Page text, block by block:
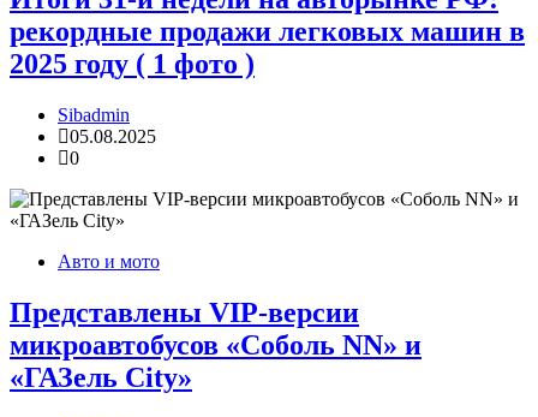
рекордные продажи легковых машин в
2025 году ( 1 фото )
Sibadmin
05.08.2025
0
Авто и мото
Представлены VIP-версии
микроавтобусов «Соболь NN» и
«ГАЗель City»